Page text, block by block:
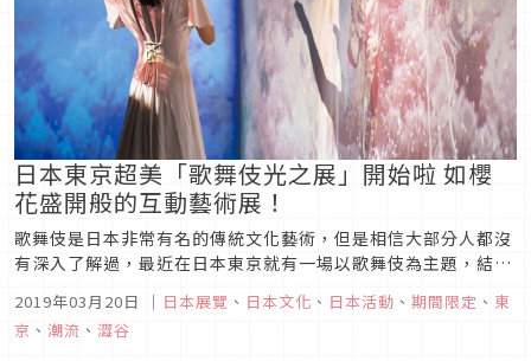
日本東京超美「歌舞伎光之展」開始啦 如櫻
花盛開般的互動藝術展！
歌舞伎是日本非常有名的傳統文化藝術，但是相信大部分人都沒
有深入了解過，最近在日本東京就有一場以歌舞伎為主題，結合
光影藝術的展覽，讓大家可以在了解日本文化的同時，更能拍出
美美的照片，一起來看看吧！
2019年03月20日 ｜ 日本展覽 、 日本文化 、 日本活動 、 期間限定 、 東
京 、 潮流 、 澀谷